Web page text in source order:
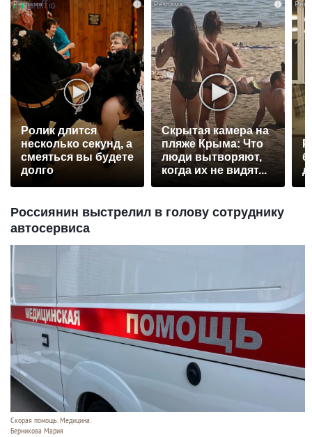
i
Ролик длится
несколько секунд, а
смеяться вы будете
долго
i
Скрытая камера на
пляже Крыма: Что
люди вытворяют,
когда их не видят...
Россиянин выстрелил в голову сотруднику
автосервиса
Скорая помощь. Медицина.
Берникова Мария